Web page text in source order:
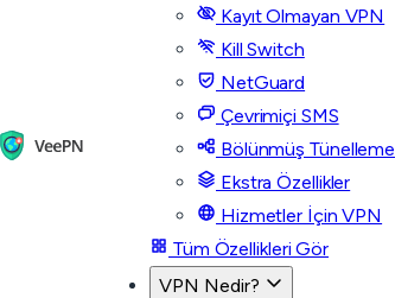
Kayıt Olmayan VPN
Kill Switch
NetGuard
Çevrimiçi SMS
Bölünmüş Tünelleme
Ekstra Özellikler
Hizmetler İçin VPN
Tüm Özellikleri Gör
VPN Nedir?